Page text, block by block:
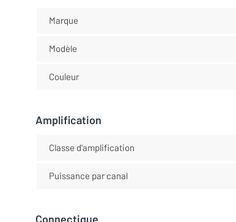
Marque
Modèle
Couleur
Amplification
Classe d'amplification
Puissance par canal
Connectique